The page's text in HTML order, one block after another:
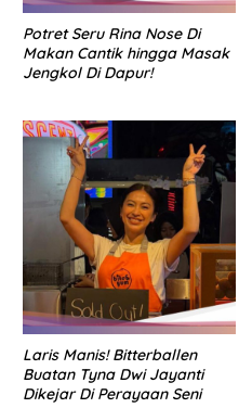
Potret Seru Rina Nose Di
Makan Cantik hingga Masak
Jengkol Di Dapur!
Laris Manis! Bitterballen
Buatan Tyna Dwi Jayanti
Dikejar Di Perayaan Seni